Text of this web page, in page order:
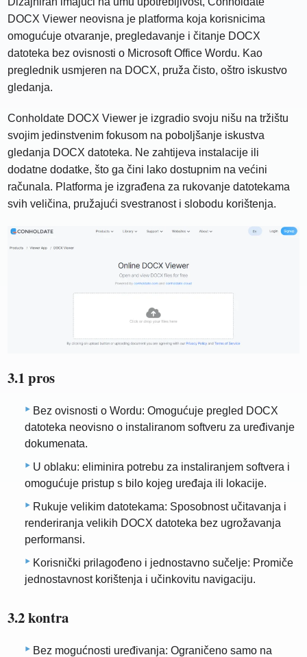
DOCX Viewer neovisna je platforma koja korisnicima
omogućuje otvaranje, pregledavanje i čitanje DOCX
datoteka bez ovisnosti o Microsoft Office Wordu. Kao
preglednik usmjeren na DOCX, pruža čisto, oštro iskustvo
gledanja.
Conholdate DOCX Viewer je izgradio svoju nišu na tržištu
svojim jedinstvenim fokusom na poboljšanje iskustva
gledanja DOCX datoteka. Ne zahtijeva instalacije ili
dodatne dodatke, što ga čini lako dostupnim na većini
računala. Platforma je izgrađena za rukovanje datotekama
svih veličina, pružajući svestranost i slobodu korištenja.
3.1 pros
Bez ovisnosti o Wordu: Omogućuje pregled DOCX
datoteka neovisno o instaliranom softveru za uređivanje
dokumenata.
U oblaku: eliminira potrebu za instaliranjem softvera i
omogućuje pristup s bilo kojeg uređaja ili lokacije.
Rukuje velikim datotekama: Sposobnost učitavanja i
renderiranja velikih DOCX datoteka bez ugrožavanja
performansi.
Korisnički prilagođeno i jednostavno sučelje: Promiče
jednostavnost korištenja i učinkovitu navigaciju.
3.2 kontra
Bez mogućnosti uređivanja: Ograničeno samo na